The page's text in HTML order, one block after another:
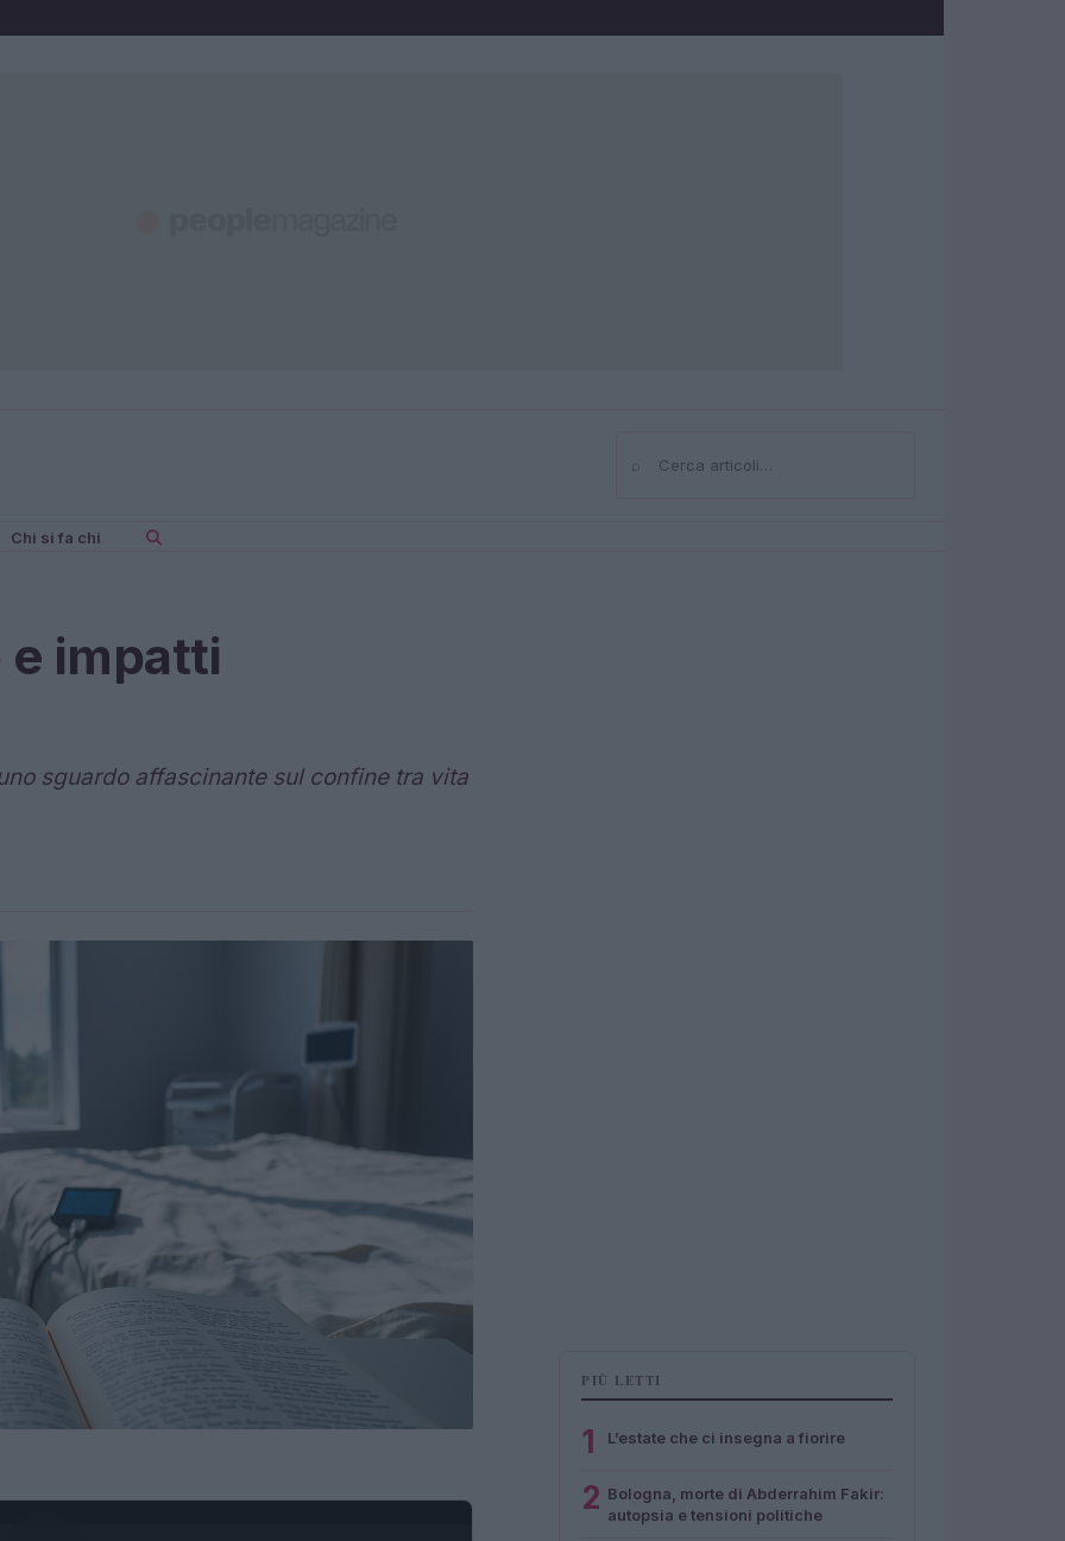
⌕Cerca
Chi si fa chi
e impatti
sguardo affascinante sul confine tra vita
PIÙ LETTI
1 L’estate che ci insegna a fiorire
2 Bologna, morte di Abderrahim Fakir:
autopsia e tensioni politiche